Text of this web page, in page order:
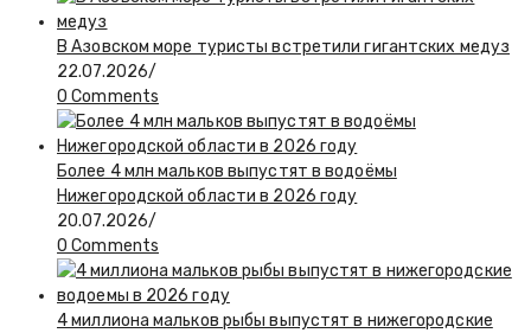
В Азовском море туристы встретили гигантских медуз
22.07.2026/
0 Comments
Более 4 млн мальков выпустят в водоёмы
Нижегородской области в 2026 году
20.07.2026/
0 Comments
4 миллиона мальков рыбы выпустят в нижегородские